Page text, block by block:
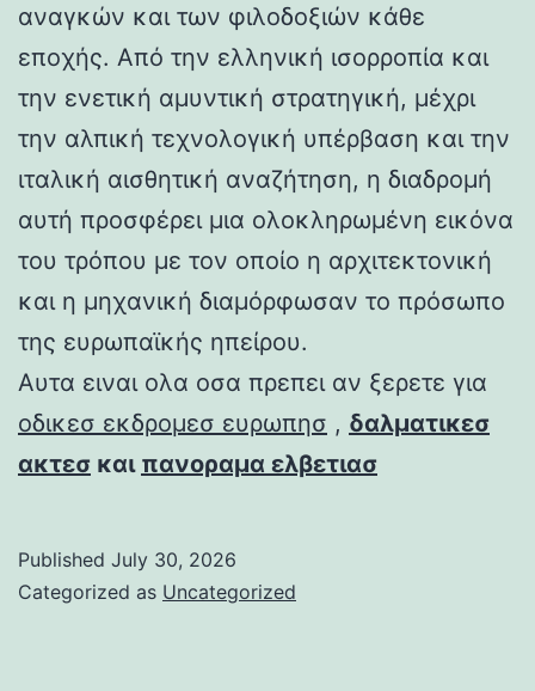
αναγκών και των φιλοδοξιών κάθε
εποχής. Από την ελληνική ισορροπία και
την ενετική αμυντική στρατηγική, μέχρι
την αλπική τεχνολογική υπέρβαση και την
ιταλική αισθητική αναζήτηση, η διαδρομή
αυτή προσφέρει μια ολοκληρωμένη εικόνα
του τρόπου με τον οποίο η αρχιτεκτονική
και η μηχανική διαμόρφωσαν το πρόσωπο
της ευρωπαϊκής ηπείρου.
Αυτα ειναι ολα οσα πρεπει αν ξερετε για
οδικεσ εκδρομεσ ευρωπησ , δαλματικεσ
ακτεσ και πανοραμα ελβετιασ
Published July 30, 2026
Categorized as Uncategorized